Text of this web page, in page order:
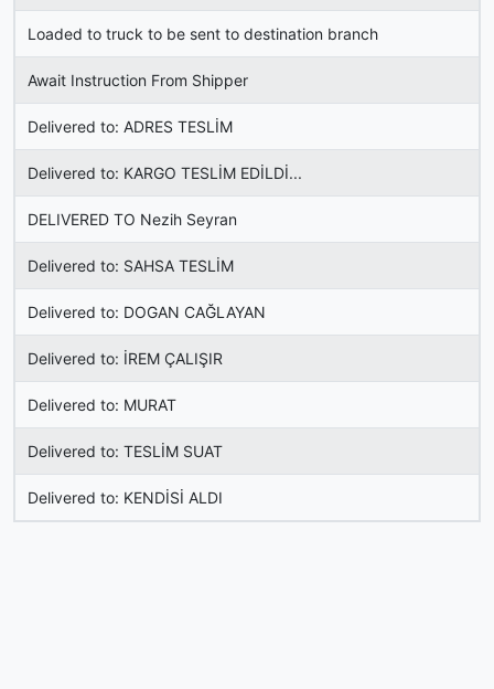
Loaded to truck to be sent to destination branch
Await Instruction From Shipper
Delivered to: ADRES TESLİM
Delivered to: KARGO TESLİM EDİLDİ...
DELIVERED TO Nezih Seyran
Delivered to: SAHSA TESLİM
Delivered to: DOGAN CAĞLAYAN
Delivered to: İREM ÇALIŞIR
Delivered to: MURAT
Delivered to: TESLİM SUAT
Delivered to: KENDİSİ ALDI